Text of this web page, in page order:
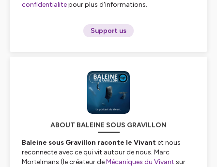
confidentialitepour plus d'informations.
Support us
ABOUT BALEINE SOUS GRAVILLON
Baleine sous Gravillon raconte le Vivantet nous
reconnecte avec ce qui vit autour de nous. Marc
Mortelmans (le créateur deMécaniques du Vivant sur